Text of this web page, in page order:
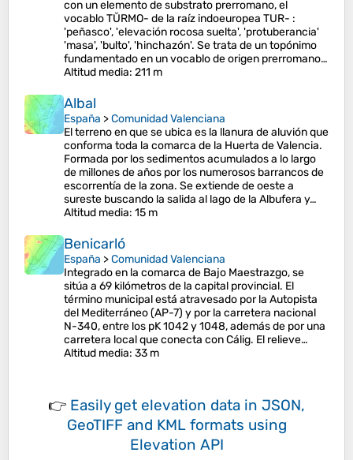
con un elemento de substrato prerromano, el
vocablo TŬRMO- de la raíz indoeuropea TUR- :
'peñasco', 'elevación rocosa suelta', 'protuberancia'
'masa', 'bulto', 'hinchazón'. Se trata de un topónimo
fundamentado en un vocablo de origen prerromano…
Altitud media: 211 m
Albal
España >Comunidad Valenciana
El terreno en que se ubica es la llanura de aluvión que
conforma toda la comarca de la Huerta de Valencia.
Formada por los sedimentos acumulados a lo largo
de millones de años por los numerosos barrancos de
escorrentía de la zona. Se extiende de oeste a
sureste buscando la salida al lago de la Albufera y…
Altitud media: 15 m
Benicarló
España >Comunidad Valenciana
Integrado en la comarca de Bajo Maestrazgo, se
sitúa a 69 kilómetros de la capital provincial. El
término municipal está atravesado por la Autopista
del Mediterráneo (AP-7) y por la carretera nacional
N-340, entre los pK 1042 y 1048, además de por una
carretera local que conecta con Cálig. El relieve…
Altitud media: 33 m
👉 Easily get elevation data in JSON,
GeoTIFF and KML formats using
Elevation API